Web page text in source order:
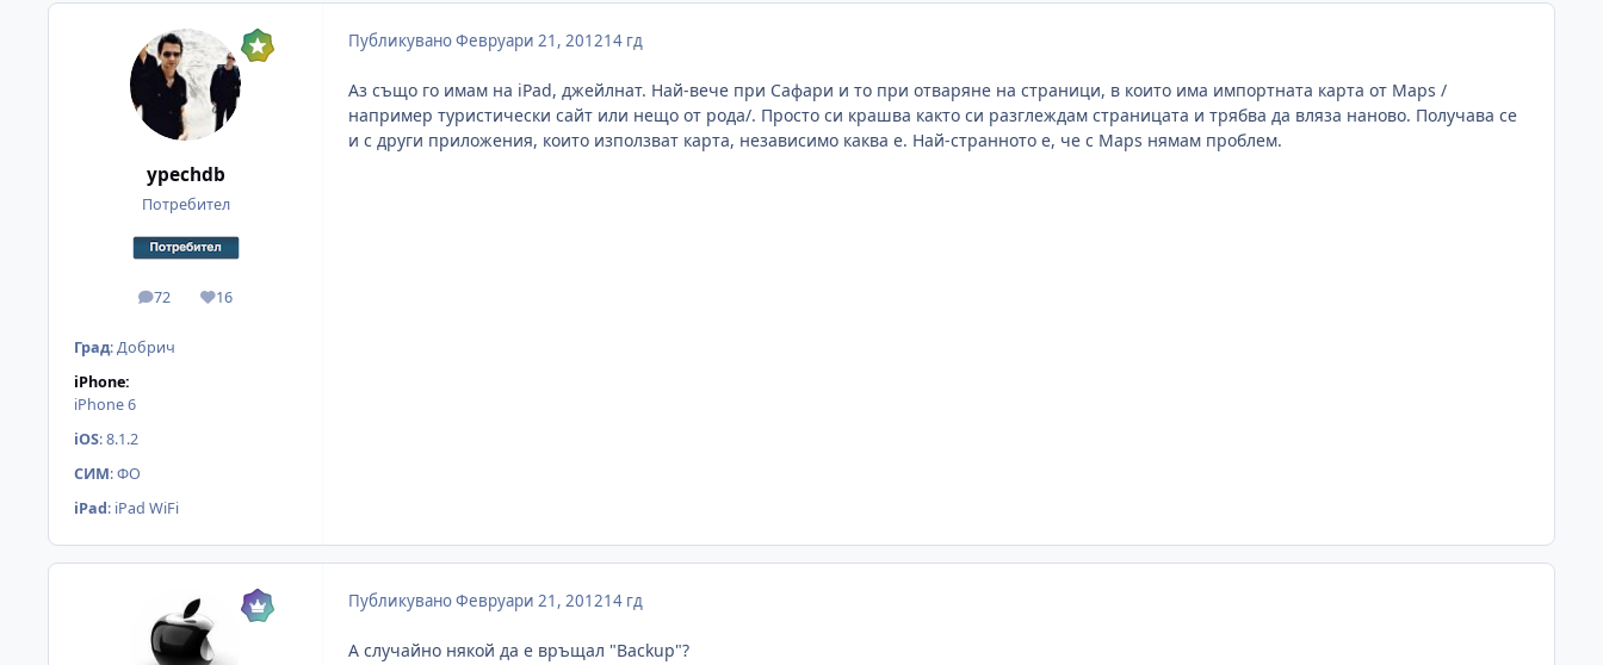
ypechdb
Потребител
72
мнения 16
Reputation
Град:Добрич
iPhone:
iPhone 6
iOS:8.1.2
СИМ:ФО
iPad: iPad WiFi
ПубликуваноФевруари 21, 201214 гд
Аз също го имам на iPad, джейлнат. Най-вече при Сафари и то при отваряне на страници, в които има импортната карта от Maps /
например туристически сайт или нещо от рода/. Просто си крашва както си разглеждам страницата и трябва да вляза наново. Получава се
и с други приложения, които използват карта, независимо каква е. Най-странното е, че с Maps нямам проблем.
ПубликуваноФевруари 21, 201214 гд
А случайно някой да е връщал "Backup"?